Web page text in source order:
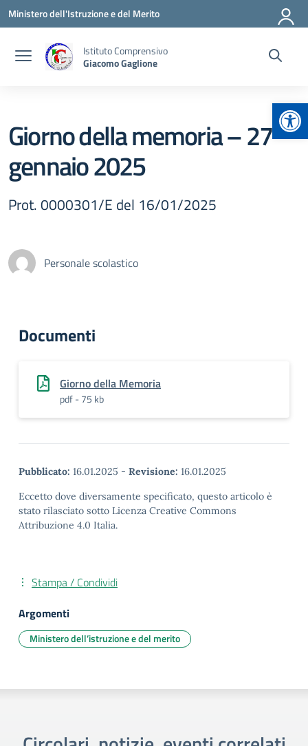
Vai ai contenuti
Vai al menu di navigazione
Vai al footer
Ministero dell'Istruzione e del Merito
Istituto Comprensivo
Giacomo Gaglione
Giorno della memoria – 27
gennaio 2025
Prot. 0000301/E del 16/01/2025
Personale scolastico
Documenti
Giorno della Memoria
pdf - 75 kb
Pubblicato: 16.01.2025 - Revisione: 16.01.2025
Eccetto dove diversamente specificato, questo articolo è
stato rilasciato sotto Licenza Creative Commons
Attribuzione 4.0 Italia.
Stampa / Condividi
Argomenti
Ministero dell’istruzione e del merito